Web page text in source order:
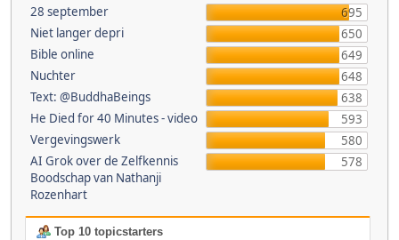
28 september
695
Niet langer depri
650
Bible online
649
Nuchter
648
Text: @BuddhaBeings
638
He Died for 40 Minutes - video
593
Vergevingswerk
580
AI Grok over de Zelfkennis
Boodschap van Nathanji
Rozenhart
578
Top 10 topicstarters